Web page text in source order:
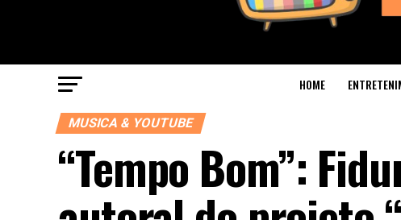
HOME
MUSICA & YOUTUBE
“Tempo Bom”: